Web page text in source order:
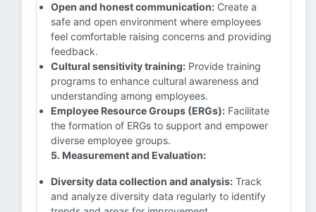
Open and honest communication: Create a
safe and open environment where employees
feel comfortable raising concerns and providing
feedback.
Cultural sensitivity training: Provide training
programs to enhance cultural awareness and
understanding among employees.
Employee Resource Groups (ERGs): Facilitate
the formation of ERGs to support and empower
diverse employee groups.
5. Measurement and Evaluation:
Diversity data collection and analysis: Track
and analyze diversity data regularly to identify